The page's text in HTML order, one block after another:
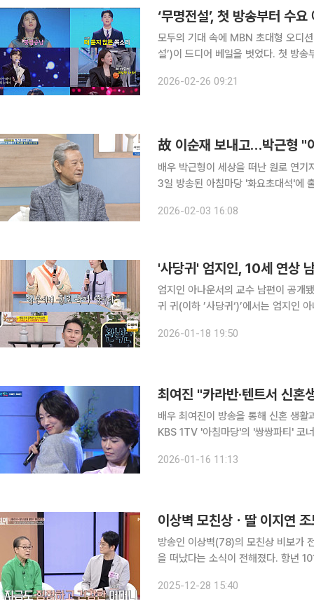
‘무명전설’, 첫 방송부터 수
모두의 기대 속에 MBN 초대형 오디
설’)이 드디어 베일을 벗었다. 첫 방
슨코리아에 따르면, 지난 25일 오후
2026-02-26 09:21
故 이순재 보내고…박근형 "
배우 박근형이 세상을 떠난 원로 연기자
3일 방송된 아침마당 '화요초대석'에
2026-02-03 16:08
'사당귀' 엄지인, 10세 연상
엄지인 아나운서의 교수 남편이 공개됐다. 18일 방송된 KBS 2TV 예능 프로그램 ‘사장님
귀 귀(이하 ’사당귀‘)’에서는 엄지인 아
그러면서 “내가 ‘아침마당’을 하며 이
2026-01-18 19:50
최여진 "카라반·텐트서 신
배우 최여진이 방송을 통해 신혼 생활과 연극 도
KBS 1TV '아침마당'의 '쌍쌍파티' 코
조혜련 씨가 축가로 '아나까나'를 불러
2026-01-16 11:13
이상벽 모친상ㆍ딸 이지연
방송인 이상벽(78)의 모친상 비보가 전해졌다. 28일 이상벽의 모친 김신자 씨
을 떠났다는 소식이 전해졌다. 항년
이쇼 동치미’에서는 “어머니가 101세
2025-12-28 15:40